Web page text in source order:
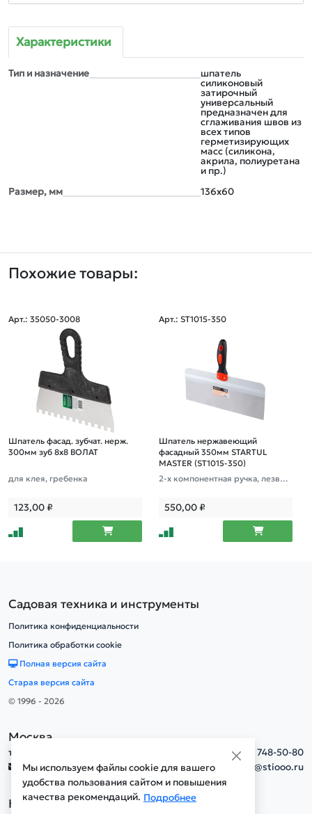
Характеристики
Тип и назначение
шпатель
силиконовый
затирочный
универсальный
предназначен для
сглаживания швов из
всех типов
герметизирующих
масс (силикона,
акрила, полиуретана
и пр.)
Размер, мм
136х60
Похожие товары:
Арт.: 35050-3008
Шпатель фасад. зубчат. нерж.
300мм зуб 8х8 ВОЛАТ
для клея, гребенка
123,00₽
Арт.: ST1015-350
Шпатель нержавеющий
фасадный 350мм STARTUL
MASTER (ST1015-350)
2-х компонентная ручка, лезвие
-нерж сталь , высота лезвия - 10
550,00₽
Мы используем файлы cookie для вашего
удобства пользования сайтом и повышения
качества рекомендаций. Подробнее
Садовая техника и инструменты
Политика конфиденциальности
Политика обработки cookie
Полная версия сайта
Старая версия сайта
© 1996 - 2026
Москва
тел.
+7(495) 748-50-80
info@stiooo.ru
Новосибирск